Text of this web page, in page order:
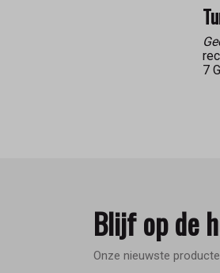
7
Blijf op de
Onze nieuwste